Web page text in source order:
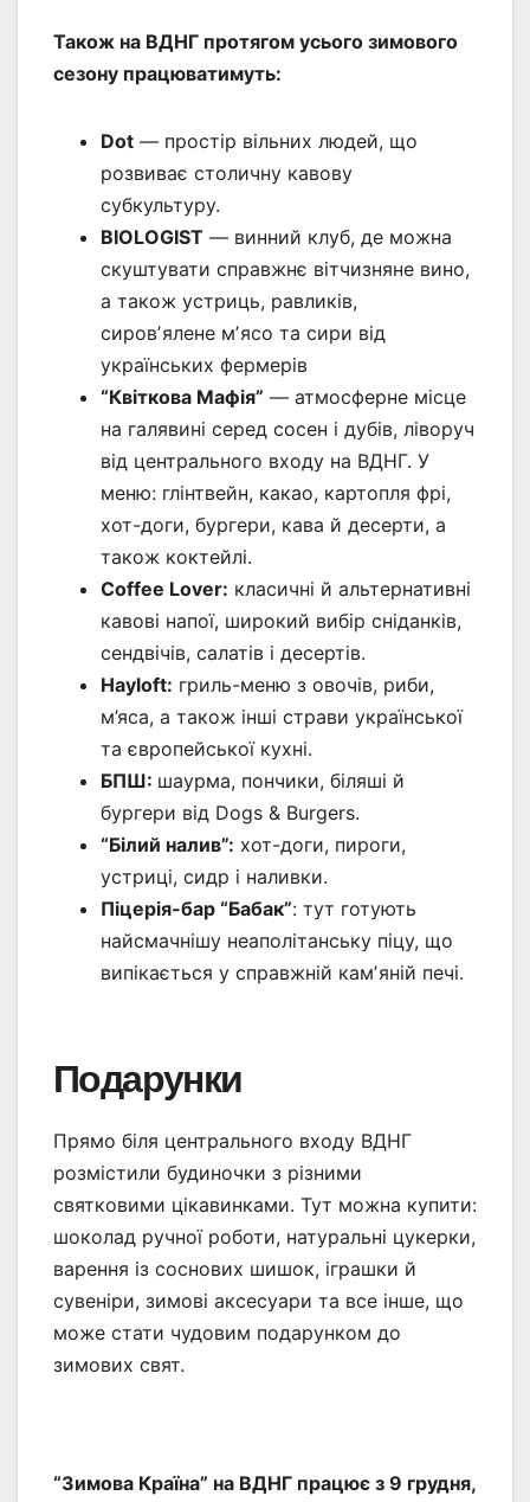
Також на ВДНГ протягом усього зимового
сезону працюватимуть:
Dot — простір вільних людей, що
розвиває столичну кавову
субкультуру.
BIOLOGIST — винний клуб, де можна
скуштувати справжнє вітчизняне вино,
а також устриць, равликів,
сировʼялене мʼясо та сири від
українських фермерів
“Квіткова Мафія” — атмосферне місце
на галявині серед сосен і дубів, ліворуч
від центрального входу на ВДНГ. У
меню: глінтвейн, какао, картопля фрі,
хот-доги, бургери, кава й десерти, а
також коктейлі.
Coffee Lover: класичні й альтернативні
кавові напої, широкий вибір сніданків,
сендвічів, салатів і десертів.
Hayloft: гриль-меню з овочів, риби,
м’яса, а також інші страви української
та європейської кухні.
БПШ: шаурма, пончики, біляші й
бургери від Dogs & Burgers.
“Білий налив”: хот-доги, пироги,
устриці, сидр і наливки.
Піцерія-бар “Бабак”: тут готують
найсмачнішу неаполітанську піцу, що
випікається у справжній камʼяній печі.
Подарунки
Прямо біля центрального входу ВДНГ
розмістили будиночки з різними
святковими цікавинками. Тут можна купити:
шоколад ручної роботи, натуральні цукерки,
варення із соснових шишок, іграшки й
сувеніри, зимові аксесуари та все інше, що
може стати чудовим подарунком до
зимових свят.
“Зимова Країна” на ВДНГ працює з 9 грудня,